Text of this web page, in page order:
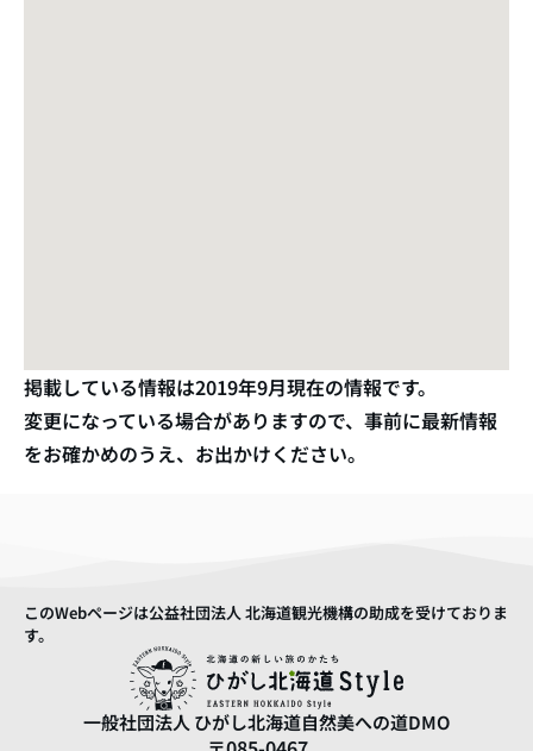
掲載している情報は2019年9月現在の情報です。
変更になっている場合がありますので、事前に最新情報
をお確かめのうえ、お出かけください。
このWebページは公益社団法人 北海道観光機構の助成を受けておりま
す。
一般社団法人 ひがし北海道自然美への道DMO